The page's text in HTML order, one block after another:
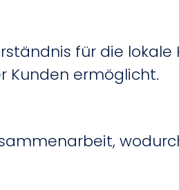
für die lokale
Kunden ermöglicht.